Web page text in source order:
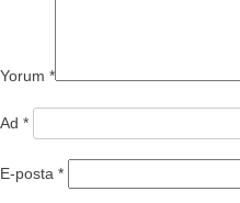
Yorum *
Ad *
E-posta *